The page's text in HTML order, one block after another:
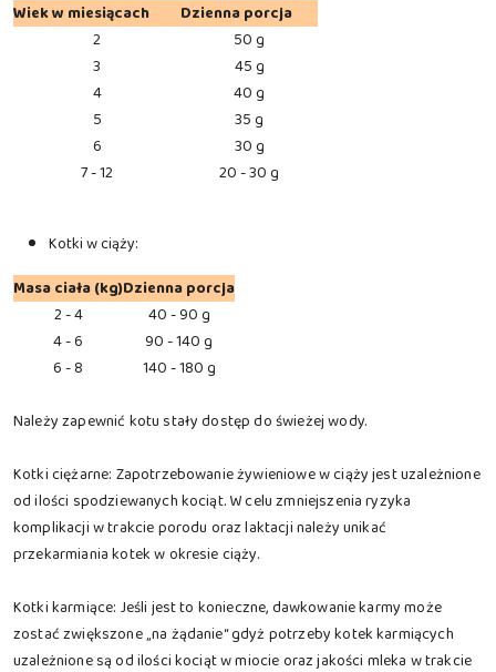
Wiek w miesiącach
Dzienna porcja
2
50 g
3
45 g
4
40 g
5
35 g
6
30 g
7 - 12
20 - 30 g
Kotki w ciąży:
Masa ciała (kg)Dzienna porcja
2 - 4
40 - 90 g
4 - 6
90 - 140 g
6 - 8
140 - 180 g
Należy zapewnić kotu stały dostęp do świeżej wody.
Kotki ciężarne: Zapotrzebowanie żywieniowe w ciąży jest uzależnione
od ilości spodziewanych kociąt. W celu zmniejszenia ryzyka
komplikacji w trakcie porodu oraz laktacji należy unikać
przekarmiania kotek w okresie ciąży.
Kotki karmiące: Jeśli jest to konieczne, dawkowanie karmy może
zostać zwiększone „na żądanie“ gdyż potrzeby kotek karmiących
uzależnione są od ilości kociąt w miocie oraz jakości mleka w trakcie